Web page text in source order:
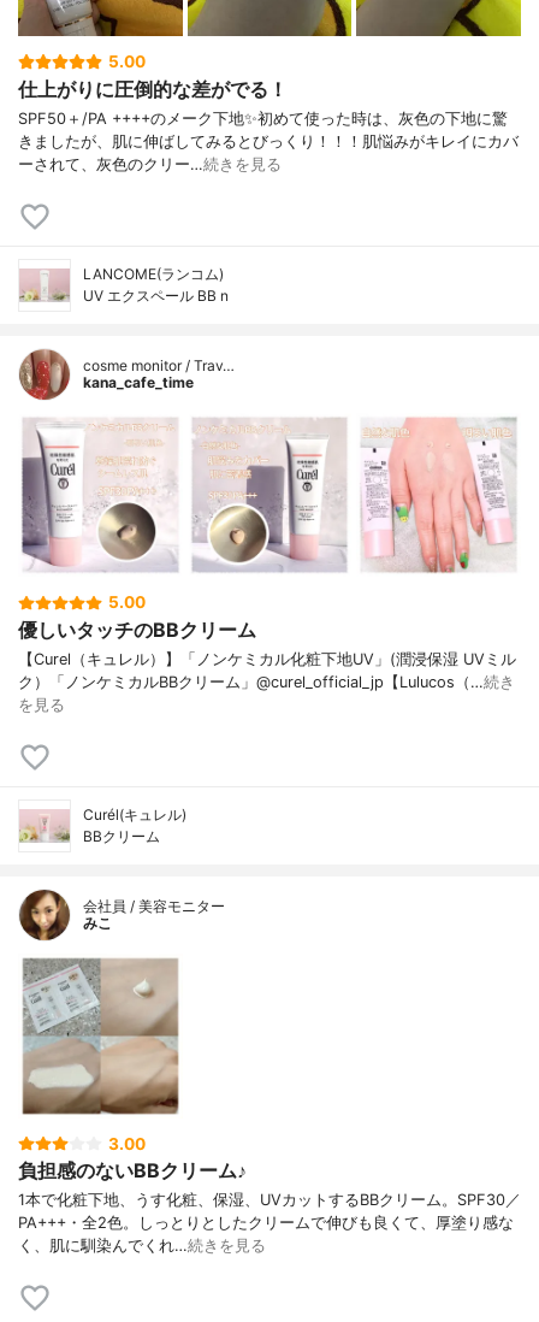
5.00
仕上がりに圧倒的な差がでる！
SPF50＋/PA ++++のメーク下地✨初めて使った時は、灰色の下地に驚
きましたが、肌に伸ばしてみるとびっくり！！！肌悩みがキレイにカバ
ーされて、灰色のクリー…続きを見る
LANCOME(ランコム)
UV エクスペール BB n
cosme monitor / Trav…
kana_cafe_time
5.00
優しいタッチのBBクリーム
【Curel（キュレル）】「ノンケミカル化粧下地UV」(潤浸保湿 UVミル
ク）「ノンケミカルBBクリーム」@curel_official_jp【Lulucos（…続き
を見る
Curél(キュレル)
BBクリーム
会社員 / 美容モニター
みこ
3.00
負担感のないBBクリーム♪
1本で化粧下地、うす化粧、保湿、UVカットするBBクリーム。SPF30／
PA+++・全2色。しっとりとしたクリームで伸びも良くて、厚塗り感な
く、肌に馴染んでくれ…続きを見る